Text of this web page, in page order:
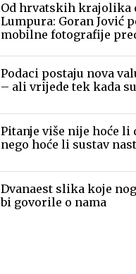
Od hrvatskih krajolika
Lumpura: Goran Jović
mobilne fotografije
Podaci postaju nova
– ali vrijede tek kada
Pitanje više nije hoće li
nego hoće li sustav
Dvanaest slika koje
bi govorile o nama